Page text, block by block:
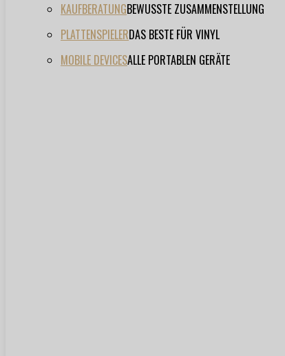
KAUFBERATUNGBEWUSSTE ZUSAMMENSTELLUNG
PLATTENSPIELERDAS BESTE FÜR VINYL
MOBILE DEVICESALLE PORTABLEN GERÄTE